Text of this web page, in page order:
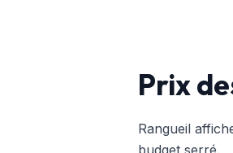
Prix
Rangueil
budget serré.